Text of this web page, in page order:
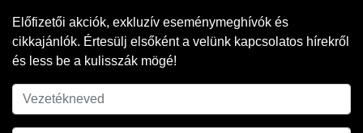
Előfizetői akciók, exkluzív eseménymeghívók és
cikkajánlók. Értesülj elsőként a velünk kapcsolatos hírekről
és less be a kulisszák mögé!